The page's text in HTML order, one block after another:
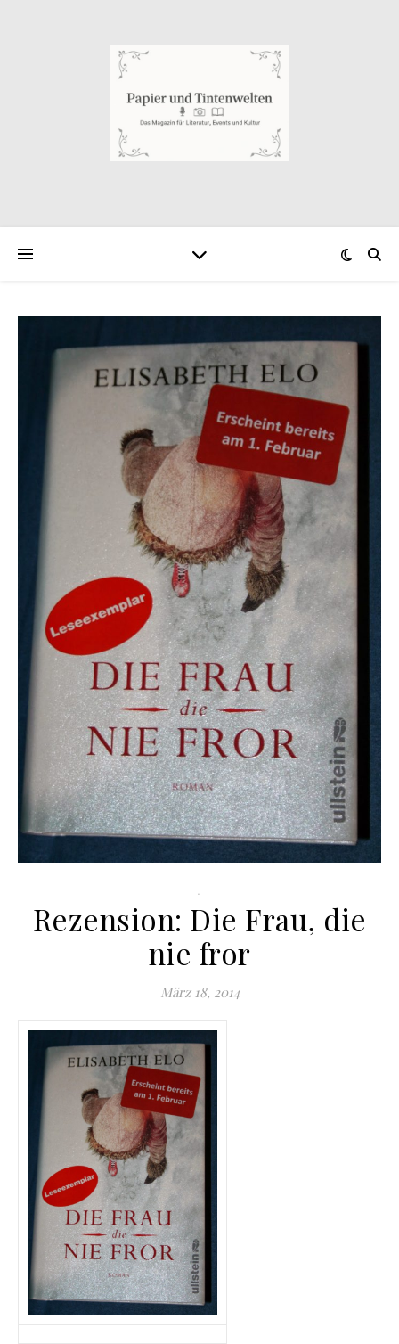
.
Rezension: Die Frau, die
nie fror
März 18, 2014